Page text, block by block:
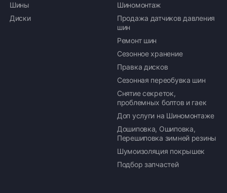
Оплата заказа
Возможна картой, наличными при получении,
также доступно оформление кредита и
формирование счёта для Юр.Лица
Шины
Диски
Шиномонтаж
Продажа датчиков давления
шин
Ремонт шин
Сезонное хранение
Правка дисков
Сезонная переобувка шин
Снятие секреток,
проблемных болтов и гаек
Доп услуги на Шиномонтаже
Дошиповка, Ошиповка,
Перешиповка зимней резины
Шумоизоляция покрышек
Подбор запчастей